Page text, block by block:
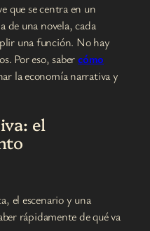
que se centra en un
una novela, cada
una función. No hay
Por eso, sabercómo
la economía narrativa y
el
el escenario y una
rápidamente de qué va